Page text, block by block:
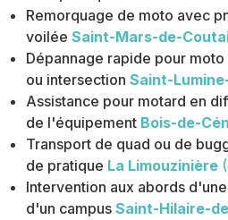
Remorquage de moto avec
voilée Saint-Mars-de-
Dépannage rapide pour
ou intersection Saint-
Assistance pour motard en
de l'équipement Bois-de-
Transport de quad ou de
de pratique La Limouzinière
Intervention aux abords
d'un campus Saint-Hilaire-